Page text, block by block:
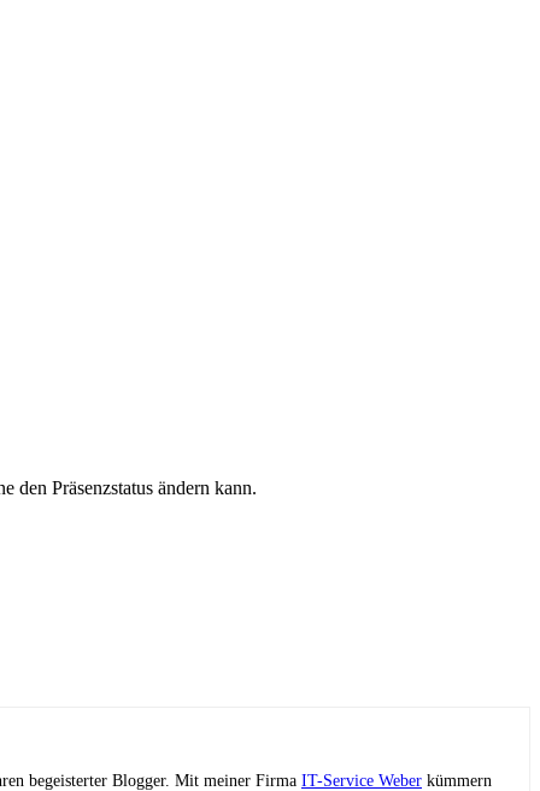
Präsenzstatus ändern kann.
begeisterter Blogger. Mit meiner Firma IT-Service Weber kümmern